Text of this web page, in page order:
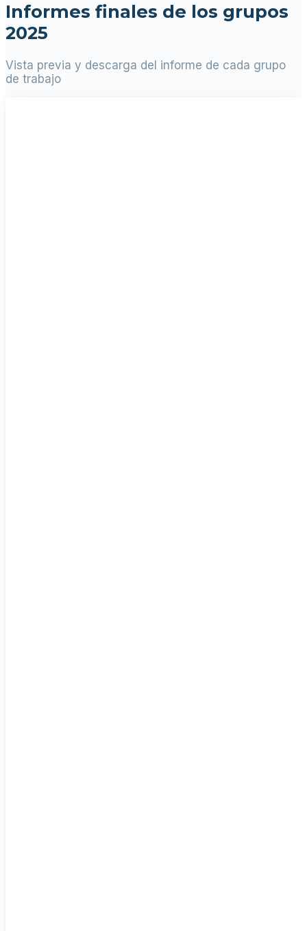
Informes finales de los grupos
2025
Vista previa y descarga del informe de cada grupo
de trabajo